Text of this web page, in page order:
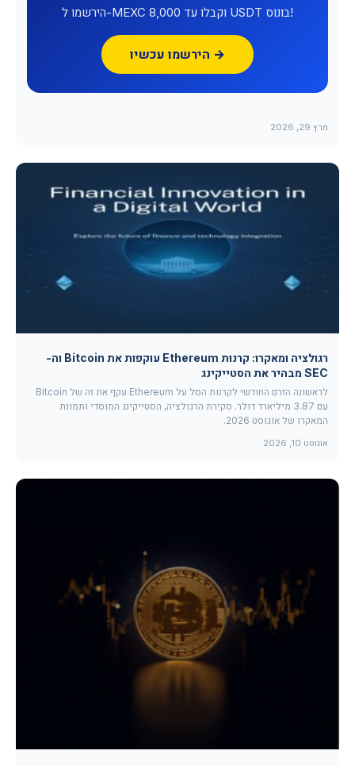
הירשמו ל-MEXC וקבלו עד 8,000 USDT בונוס!
הירשמו עכשיו →
מרץ 29, 2026
רגולציה ומאקרו: קרנות Ethereum עוקפות את Bitcoin וה-
SEC מבהיר את הסטייקינג
לראשונה הזרם החודשי לקרנות הסל על Ethereum עקף את זה של Bitcoin
עם 3.87 מיליארד דולר. סקירת הרגולציה, הסטייקינג המוסדי ותמונת
המאקרו של אוגוסט 2026.
אוגוסט 10, 2026